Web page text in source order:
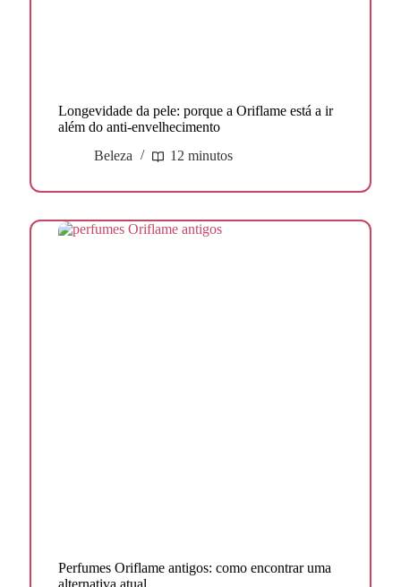
Longevidade da pele: porque a Oriflame está a ir
além do anti-envelhecimento
Beleza
12 minutos
Perfumes Oriflame antigos: como encontrar uma